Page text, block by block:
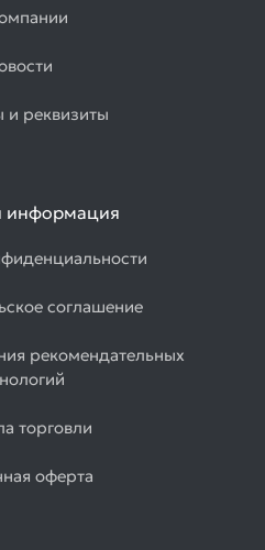
и реквизиты
информация
соглашение
рекомендательных
торговли
оферта